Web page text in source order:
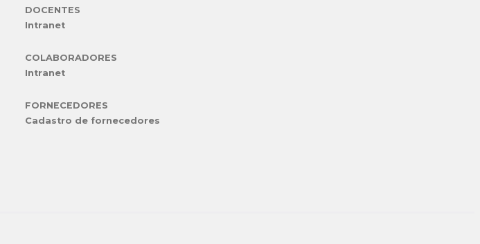
DOCENTES
Intranet
COLABORADORES
Intranet
FORNECEDORES
Cadastro de fornecedores